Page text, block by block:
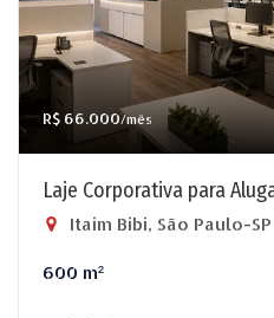
R$ 66.000/mês
Laje Corporativa para
Itaim Bibi, São Paulo-SP
600 m²